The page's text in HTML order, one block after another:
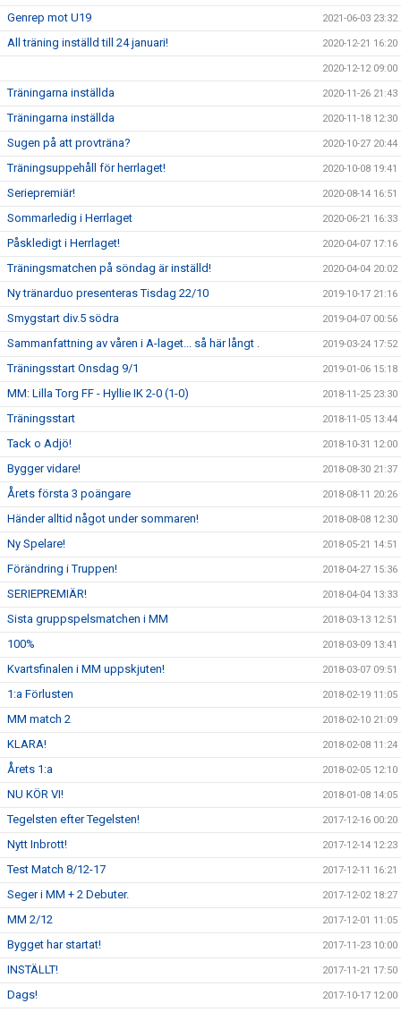
Genrep mot U19 2021-06-03 23:32
All träning inställd till 24 januari! 2020-12-21 16:20
2020-12-12 09:00
Träningarna inställda 2020-11-26 21:43
Träningarna inställda 2020-11-18 12:30
Sugen på att provträna? 2020-10-27 20:44
Träningsuppehåll för herrlaget! 2020-10-08 19:41
Seriepremiär! 2020-08-14 16:51
Sommarledig i Herrlaget 2020-06-21 16:33
Påskledigt i Herrlaget! 2020-04-07 17:16
Träningsmatchen på söndag är inställd! 2020-04-04 20:02
Ny tränarduo presenteras Tisdag 22/10 2019-10-17 21:16
Smygstart div.5 södra 2019-04-07 00:56
Sammanfattning av våren i A-laget... så här långt . 2019-03-24 17:52
Träningsstart Onsdag 9/1 2019-01-06 15:18
MM: Lilla Torg FF - Hyllie IK 2-0 (1-0) 2018-11-25 23:30
Träningsstart 2018-11-05 13:44
Tack o Adjö! 2018-10-31 12:00
Bygger vidare! 2018-08-30 21:37
Årets första 3 poängare 2018-08-11 20:26
Händer alltid något under sommaren! 2018-08-08 12:30
Ny Spelare! 2018-05-21 14:51
Förändring i Truppen! 2018-04-27 15:36
SERIEPREMIÄR! 2018-04-04 13:33
Sista gruppspelsmatchen i MM 2018-03-13 12:51
100% 2018-03-09 13:41
Kvartsfinalen i MM uppskjuten! 2018-03-07 09:51
1:a Förlusten 2018-02-19 11:05
MM match 2 2018-02-10 21:09
KLARA! 2018-02-08 11:24
Årets 1:a 2018-02-05 12:10
NU KÖR VI! 2018-01-08 14:05
Tegelsten efter Tegelsten! 2017-12-16 00:20
Nytt Inbrott! 2017-12-14 12:23
Test Match 8/12-17 2017-12-11 16:21
Seger i MM + 2 Debuter. 2017-12-02 18:27
MM 2/12 2017-12-01 11:05
Bygget har startat! 2017-11-23 10:00
INSTÄLLT! 2017-11-21 17:50
Dags! 2017-10-17 12:00